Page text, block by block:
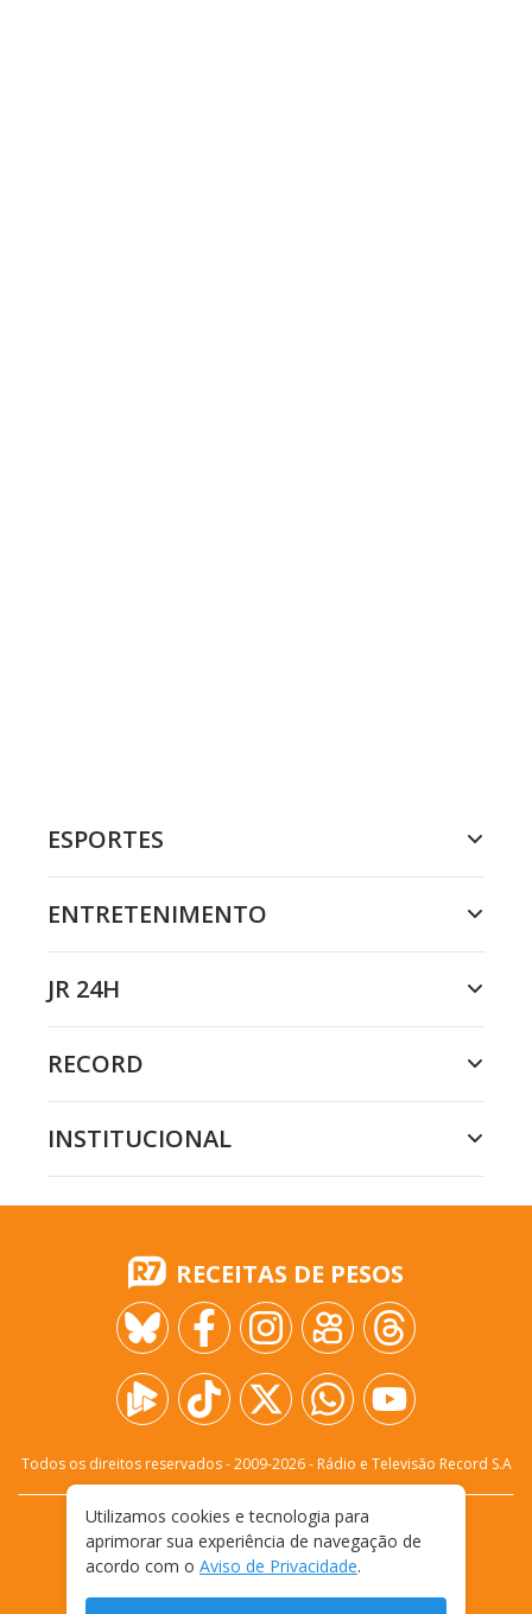
ESPORTES
ENTRETENIMENTO
JR 24H
RECORD
INSTITUCIONAL
RECEITAS DE PESOS
Todos os direitos reservados - 2009-2026- Rádio e Televisão Record S.A
FALE CONOSCO
PRIVACIDADE
TERMOS E CONDIÇÕES DE USO
Utilizamos cookies e tecnologia para
aprimorar sua experiência de navegação de
acordo com o Aviso de Privacidade.